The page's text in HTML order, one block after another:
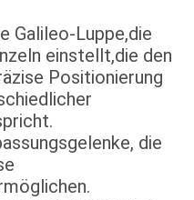
Galileo-Luppe,die
einstellt,die den
Positionierung
die